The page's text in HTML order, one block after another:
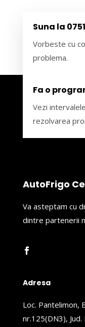
Suna la
Vorbeste cu
problema.
Fa o
Vezi
rezolvarea
AutoFrigo
Va asteptam cu
dintre partenerii
Adresa
Loc. Pantelimon,
nr.125(DN3), Jud.